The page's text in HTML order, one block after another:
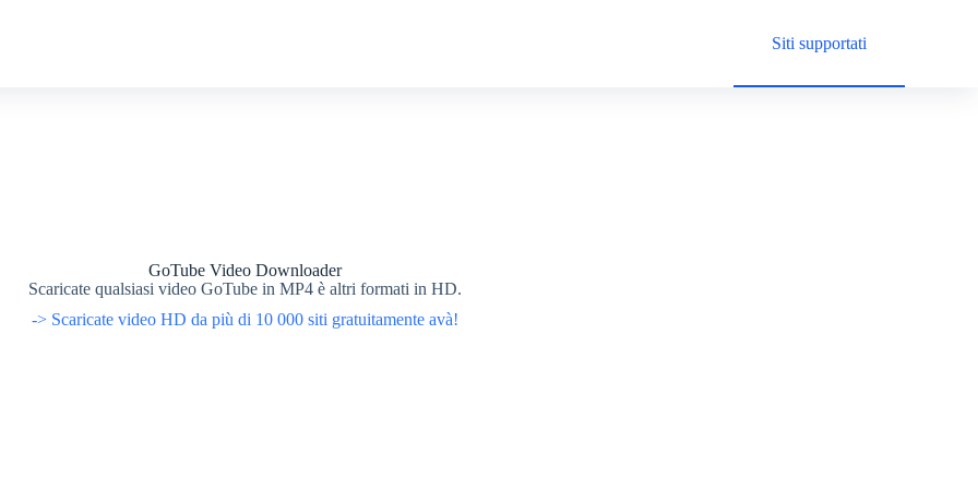
Siti supportati
GoTube Video Downloader
Scaricate qualsiasi video GoTube in MP4 è altri formati in HD.
-> Scaricate video HD da più di 10 000 siti gratuitamente avà!